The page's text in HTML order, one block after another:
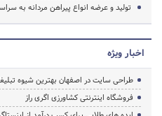
تولید و عرضه انواع پیراهن مردانه به
اخبار ویژه
طراحی سایت در اصفهان بهترین شیوه
فروشگاه اینترنتی کشاورزی اگری راز